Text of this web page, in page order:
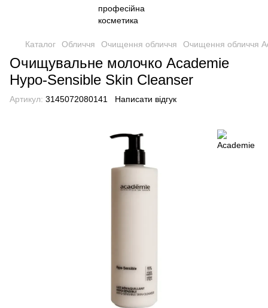
Каталог Обличчя Очищення обличчя Очищення обличчя
Очищувальне молочко Academie
Hypo-Sensible Skin Cleanser
Артикул: 3145072080141 Написати відгук